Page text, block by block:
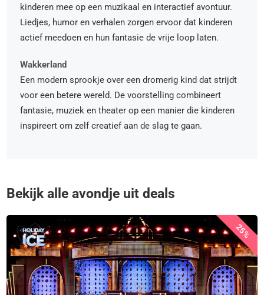
kinderen mee op een muzikaal en interactief avontuur.
Liedjes, humor en verhalen zorgen ervoor dat kinderen
actief meedoen en hun fantasie de vrije loop laten.
Wakkerland
Een modern sprookje over een dromerig kind dat strijdt
voor een betere wereld. De voorstelling combineert
fantasie, muziek en theater op een manier die kinderen
inspireert om zelf creatief aan de slag te gaan.
Bekijk alle avondje uit deals
25%